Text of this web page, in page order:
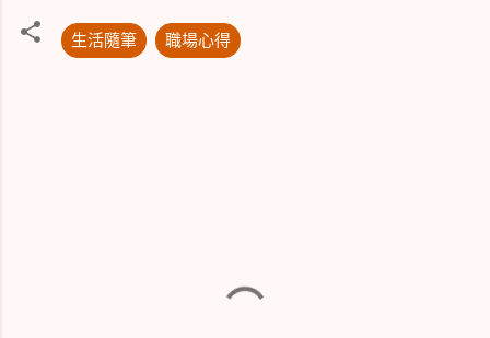
生活隨筆 職場心得